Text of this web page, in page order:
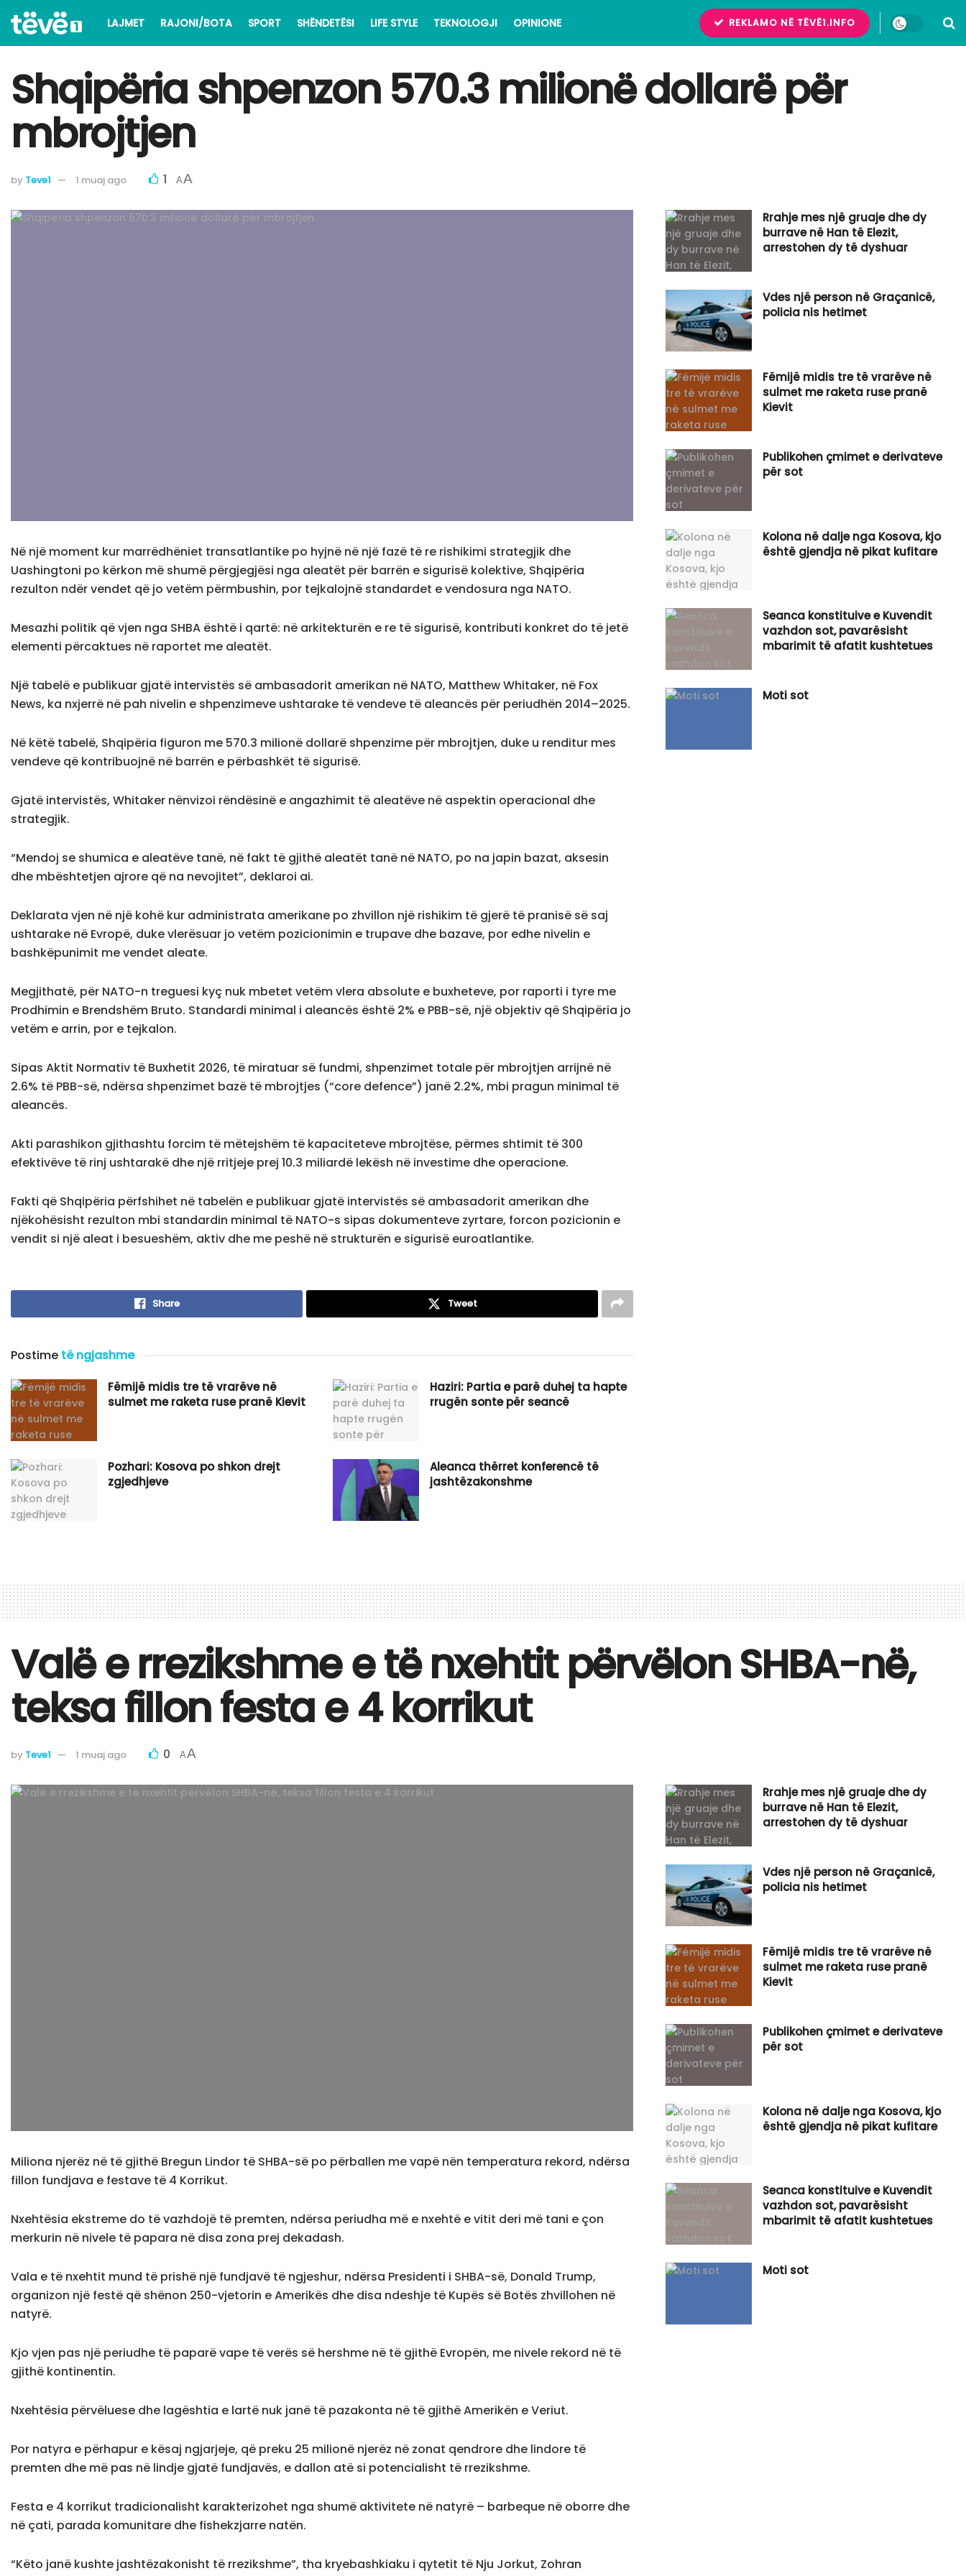
LAJMET RAJONI/BOTA SPORT SHËNDETËSI LIFE STYLE TEKNOLOGJI OPINIONE REKLAMO NË TËVË1.INFO
Shqipëria shpenzon 570.3 milionë dollarë për
mbrojtjen
by Teve1 1 muaj ago 1 AA
Në një moment kur marrëdhëniet transatlantike po hyjnë në një fazë të re rishikimi strategjik dhe
Uashingtoni po kërkon më shumë përgjegjësi nga aleatët për barrën e sigurisë kolektive, Shqipëria
rezulton ndër vendet që jo vetëm përmbushin, por tejkalojnë standardet e vendosura nga NATO.
Mesazhi politik që vjen nga SHBA është i qartë: në arkitekturën e re të sigurisë, kontributi konkret do të jetë
elementi përcaktues në raportet me aleatët.
Një tabelë e publikuar gjatë intervistës së ambasadorit amerikan në NATO, Matthew Whitaker, në Fox
News, ka nxjerrë në pah nivelin e shpenzimeve ushtarake të vendeve të aleancës për periudhën 2014–2025.
Në këtë tabelë, Shqipëria figuron me 570.3 milionë dollarë shpenzime për mbrojtjen, duke u renditur mes
vendeve që kontribuojnë në barrën e përbashkët të sigurisë.
Gjatë intervistës, Whitaker nënvizoi rëndësinë e angazhimit të aleatëve në aspektin operacional dhe
strategjik.
“Mendoj se shumica e aleatëve tanë, në fakt të gjithë aleatët tanë në NATO, po na japin bazat, aksesin
dhe mbështetjen ajrore që na nevojitet”, deklaroi ai.
Deklarata vjen në një kohë kur administrata amerikane po zhvillon një rishikim të gjerë të pranisë së saj
ushtarake në Evropë, duke vlerësuar jo vetëm pozicionimin e trupave dhe bazave, por edhe nivelin e
bashkëpunimit me vendet aleate.
Megjithatë, për NATO-n treguesi kyç nuk mbetet vetëm vlera absolute e buxheteve, por raporti i tyre me
Prodhimin e Brendshëm Bruto. Standardi minimal i aleancës është 2% e PBB-së, një objektiv që Shqipëria jo
vetëm e arrin, por e tejkalon.
Sipas Aktit Normativ të Buxhetit 2026, të miratuar së fundmi, shpenzimet totale për mbrojtjen arrijnë në
2.6% të PBB-së, ndërsa shpenzimet bazë të mbrojtjes (“core defence”) janë 2.2%, mbi pragun minimal të
aleancës.
Akti parashikon gjithashtu forcim të mëtejshëm të kapaciteteve mbrojtëse, përmes shtimit të 300
efektivëve të rinj ushtarakë dhe një rritjeje prej 10.3 miliardë lekësh në investime dhe operacione.
Fakti që Shqipëria përfshihet në tabelën e publikuar gjatë intervistës së ambasadorit amerikan dhe
njëkohësisht rezulton mbi standardin minimal të NATO-s sipas dokumenteve zyrtare, forcon pozicionin e
vendit si një aleat i besueshëm, aktiv dhe me peshë në strukturën e sigurisë euroatlantike.
Share Tweet
Postime të ngjashme
Fëmijë midis tre të vrarëve në
sulmet me raketa ruse pranë Kievit
Haziri: Partia e parë duhej ta hapte
rrugën sonte për seancë
Pozhari: Kosova po shkon drejt
zgjedhjeve
Aleanca thërret konferencë të
jashtëzakonshme
Rrahje mes një gruaje dhe dy
burrave në Han të Elezit,
arrestohen dy të dyshuar
Vdes një person në Graçanicë,
policia nis hetimet
Fëmijë midis tre të vrarëve në
sulmet me raketa ruse pranë
Kievit
Publikohen çmimet e derivateve
për sot
Kolona në dalje nga Kosova, kjo
është gjendja në pikat kufitare
Seanca konstituive e Kuvendit
vazhdon sot, pavarësisht
mbarimit të afatit kushtetues
Moti sot
Valë e rrezikshme e të nxehtit përvëlon SHBA-në,
teksa fillon festa e 4 korrikut
by Teve1 1 muaj ago 0 AA
Miliona njerëz në të gjithë Bregun Lindor të SHBA-së po përballen me vapë nën temperatura rekord, ndërsa
fillon fundjava e festave të 4 Korrikut.
Nxehtësia ekstreme do të vazhdojë të premten, ndërsa periudha më e nxehtë e vitit deri më tani e çon
merkurin në nivele të papara në disa zona prej dekadash.
Vala e të nxehtit mund të prishë një fundjavë të ngjeshur, ndërsa Presidenti i SHBA-së, Donald Trump,
organizon një festë që shënon 250-vjetorin e Amerikës dhe disa ndeshje të Kupës së Botës zhvillohen në
natyrë.
Kjo vjen pas një periudhe të paparë vape të verës së hershme në të gjithë Evropën, me nivele rekord në të
gjithë kontinentin.
Nxehtësia përvëluese dhe lagështia e lartë nuk janë të pazakonta në të gjithë Amerikën e Veriut.
Por natyra e përhapur e kësaj ngjarjeje, që preku 25 milionë njerëz në zonat qendrore dhe lindore të
premten dhe më pas në lindje gjatë fundjavës, e dallon atë si potencialisht të rrezikshme.
Festa e 4 korrikut tradicionalisht karakterizohet nga shumë aktivitete në natyrë – barbeque në oborre dhe
në çati, parada komunitare dhe fishekzjarre natën.
“Këto janë kushte jashtëzakonisht të rrezikshme”, tha kryebashkiaku i qytetit të Nju Jorkut, Zohran
Rrahje mes një gruaje dhe dy
burrave në Han të Elezit,
arrestohen dy të dyshuar
Vdes një person në Graçanicë,
policia nis hetimet
Fëmijë midis tre të vrarëve në
sulmet me raketa ruse pranë
Kievit
Publikohen çmimet e derivateve
për sot
Kolona në dalje nga Kosova, kjo
është gjendja në pikat kufitare
Seanca konstituive e Kuvendit
vazhdon sot, pavarësisht
mbarimit të afatit kushtetues
Moti sot